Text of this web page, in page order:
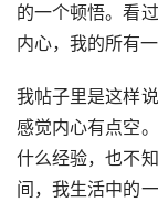
的一个顿悟。看
内心，我的所有
我帖子里是这样
感觉内心有点空
什么经验，也不
间，我生活中的